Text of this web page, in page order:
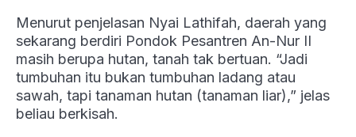
Menurut penjelasan Nyai Lathifah, daerah yang
sekarang berdiri Pondok Pesantren An-Nur II
masih berupa hutan, tanah tak bertuan. “Jadi
tumbuhan itu bukan tumbuhan ladang atau
sawah, tapi tanaman hutan (tanaman liar),” jelas
beliau berkisah.